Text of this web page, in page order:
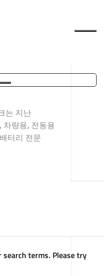
는 지난
차량용, 전동용
터리 전문
terms. Please try